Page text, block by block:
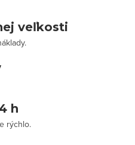
veľkosti
h
rýchlo.